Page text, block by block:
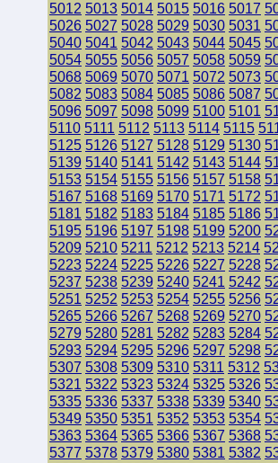
5012 5013 5014 5015 5016 5017
5026 5027 5028 5029 5030 5031
5040 5041 5042 5043 5044 5045
5054 5055 5056 5057 5058 5059
5068 5069 5070 5071 5072 5073
5082 5083 5084 5085 5086 5087
5096 5097 5098 5099 5100 5101
5110 5111 5112 5113 5114 5115
5125 5126 5127 5128 5129 5130
5139 5140 5141 5142 5143 5144
5153 5154 5155 5156 5157 5158
5167 5168 5169 5170 5171 5172
5181 5182 5183 5184 5185 5186
5195 5196 5197 5198 5199 5200
5209 5210 5211 5212 5213 5214
5223 5224 5225 5226 5227 5228
5237 5238 5239 5240 5241 5242
5251 5252 5253 5254 5255 5256
5265 5266 5267 5268 5269 5270
5279 5280 5281 5282 5283 5284
5293 5294 5295 5296 5297 5298
5307 5308 5309 5310 5311 5312
5321 5322 5323 5324 5325 5326
5335 5336 5337 5338 5339 5340
5349 5350 5351 5352 5353 5354
5363 5364 5365 5366 5367 5368
5377 5378 5379 5380 5381 5382